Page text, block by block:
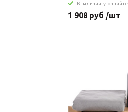
В наличии: уточняйте
1 908 руб /шт